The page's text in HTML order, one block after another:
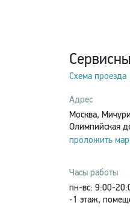
Схема проезда
Адрес
Москва,
Олимпийская
проложить
Часы работы
пн-вс: 9:00-
-1 этаж,